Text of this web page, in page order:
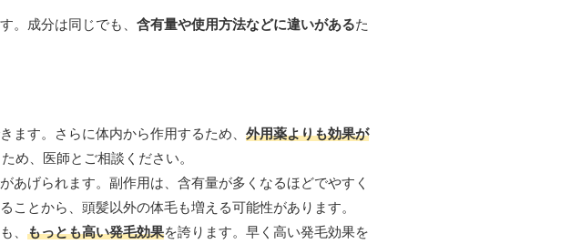
。成分は同じでも、 含有量や使用方法などに違いがあるた
ます。さらに体内から作用するため、 外用薬よりも効果が
め、医師とご相談ください。
あげられます。副作用は、含有量が多くなるほどでやすく
とから、頭髪以外の体毛も増える可能性があります。
、 もっとも高い発毛効果を誇ります。早く高い発毛効果を